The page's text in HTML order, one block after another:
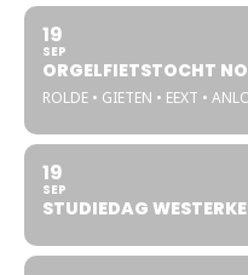
19
SEP
ORGELFIETSTOCHT
ROLDE • GIETEN • EEXT •
19
SEP
STUDIEDAG